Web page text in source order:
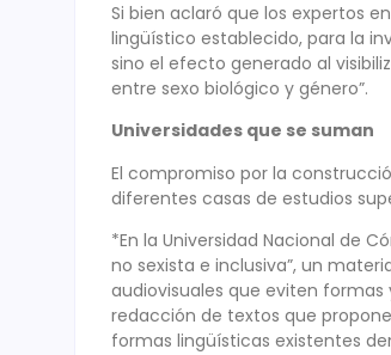
Si bien aclaró que los expertos
lingüístico establecido, para la
sino el efecto generado al
entre sexo biológico y género”.
Universidades que se suman
El compromiso por la
diferentes casas de estudios
*En la Universidad Nacional de
no sexista e inclusiva”, un
audiovisuales que eviten formas
redacción de textos que
formas lingüísticas existentes